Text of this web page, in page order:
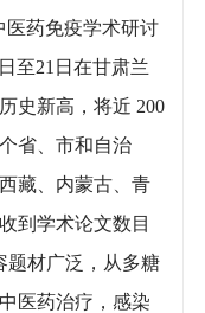
医药免疫学术研讨
至21日在甘肃兰
史新高，将近 200
省、市和自治
藏、内蒙古、青
到学术论文数目
题材广泛，从多糖
医药治疗，感染